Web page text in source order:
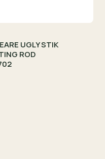
UGLY STIK
ROD